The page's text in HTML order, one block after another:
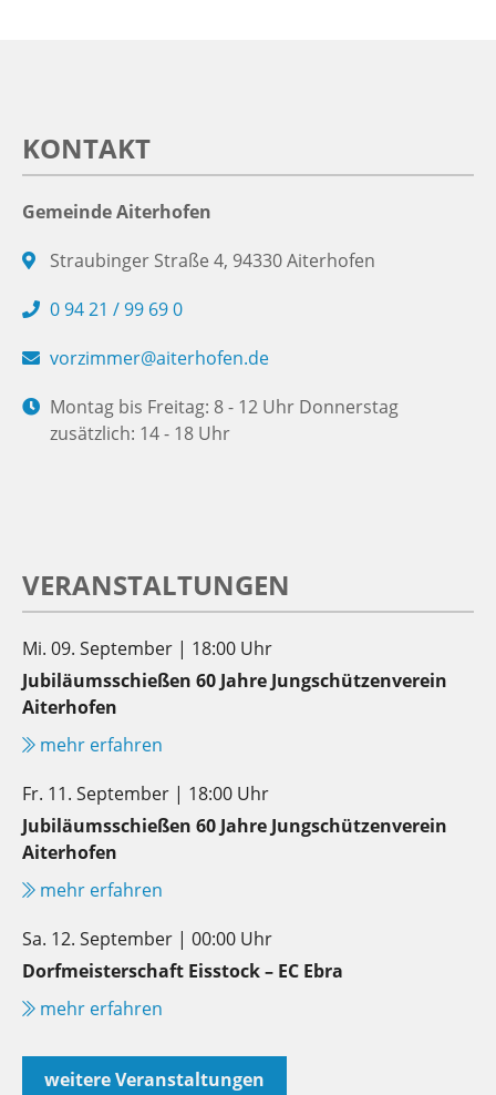
KONTAKT
Gemeinde Aiterhofen
Straubinger Straße 4, 94330 Aiterhofen
0 94 21 / 99 69 0
vorzimmer@aiterhofen.de
Montag bis Freitag: 8 - 12 Uhr Donnerstag
zusätzlich: 14 - 18 Uhr
VERANSTALTUNGEN
Mi. 09. September | 18:00 Uhr
Jubiläumsschießen 60 Jahre Jungschützenverein
Aiterhofen
mehr erfahren
Fr. 11. September | 18:00 Uhr
Jubiläumsschießen 60 Jahre Jungschützenverein
Aiterhofen
mehr erfahren
Sa. 12. September | 00:00 Uhr
Dorfmeisterschaft Eisstock – EC Ebra
mehr erfahren
weitere Veranstaltungen